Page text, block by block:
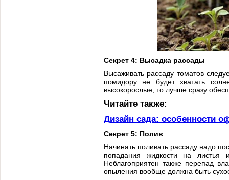
Секрет 4: Высадка рассады
Высаживать рассаду томатов
помидору не будет хватать
высокорослые, то лучше сразу
Читайте также:
Дизайн сада: особенности
Секрет 5: Полив
Начинать поливать рассаду надо
попадания жидкости на листья
Неблагоприятен также перепад
опыления вообще должна быть